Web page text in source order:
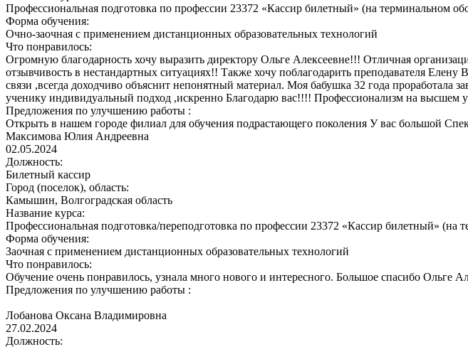
Профессиональная подготовка по профессии 23372 «Кассир билетный» (на терминальном
Форма обучения:
Очно-заочная с применением дистанционных образовательных технологий
Что понравилось:
Огромную благодарность хочу выразить директору Ольге Алексеевне!!! Отличная
отзывчивость в нестандартных ситуациях!! Также хочу поблагодарить преподавателя
связи ,всегда доходчиво объяснит непонятный материал. Моя бабушка 32 года
ученику индивидуальный подход ,искренно Благодарю вас!!!! Профессионализм на высшем
Предложения по улучшению работы :
Открыть в нашем городе филиал для обучения подрастающего поколения У вас большой
Максимова Юлия Андреевна
02.05.2024
Должность:
Билетный кассир
Город (поселок), область:
Камышин, Волгоградская область
Название курса:
Профессиональная подготовка/переподготовка по профессии 23372 «Кассир билетный»
Форма обучения:
Заочная с применением дистанционных образовательных технологий
Что понравилось:
Обучение очень понравилось, узнала много нового и интересного. Большое спасибо Ольге
Предложения по улучшению работы :
Лобанова Оксана Владимировна
27.02.2024
Должность: